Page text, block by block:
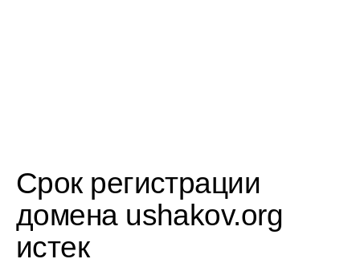
Срок регистрации
домена ushakov.org
истек